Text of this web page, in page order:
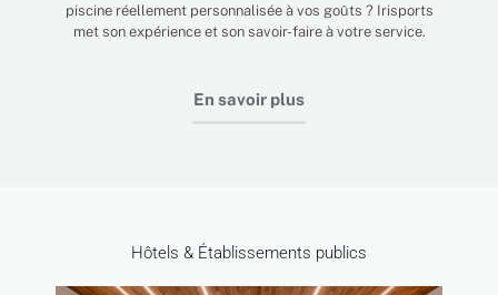
piscine réellement personnalisée à vos goûts ? Irisports
met son expérience et son savoir-faire à votre service.
En savoir plus
Hôtels & Établissements publics